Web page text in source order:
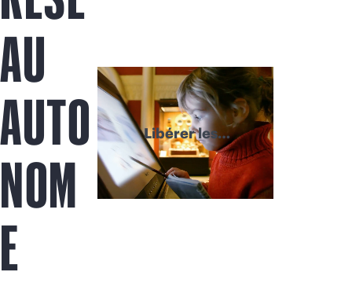
AU
AUTO
NOM
E
Libérer les
expériences